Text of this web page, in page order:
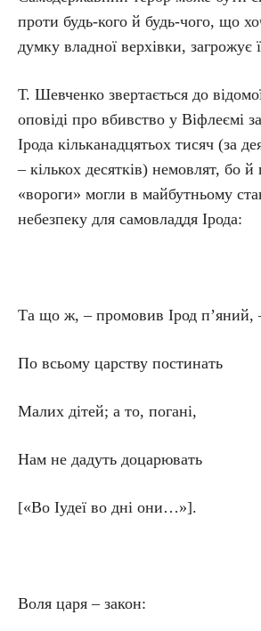
проти будь-кого й будь-чого, що
думку владної верхівки, загрожує
Т. Шевченко звертається до
оповіді про вбивство у Віфлеємі
Ірода кільканадцятьох тисяч (за
– кількох десятків) немовлят, бо й
«вороги» могли в майбутньому
небезпеку для самовладдя Ірода:
Та що ж, – промовив Ірод п’яний,
По всьому царству постинать
Малих дітей; а то, погані,
Нам не дадуть доцарювать
[«Во Іудеї во дні они…»].
Воля царя – закон: